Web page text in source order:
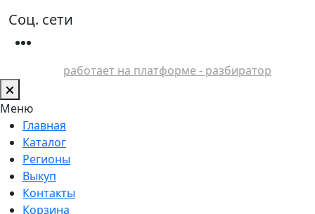
Соц. сети
работает на платформе - разбиратор
Меню
Главная
Каталог
Регионы
Выкуп
Контакты
Корзина